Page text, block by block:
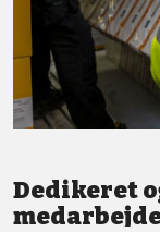
Dedikeret